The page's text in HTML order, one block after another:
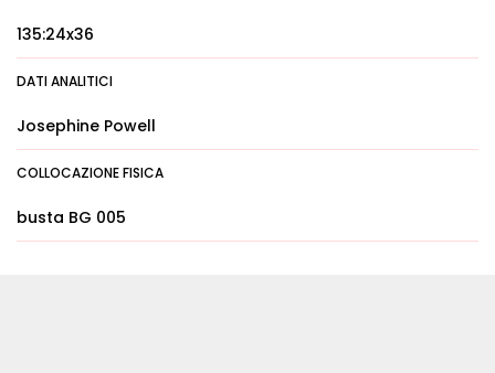
135:24x36
DATI ANALITICI
Josephine Powell
COLLOCAZIONE FISICA
busta BG 005